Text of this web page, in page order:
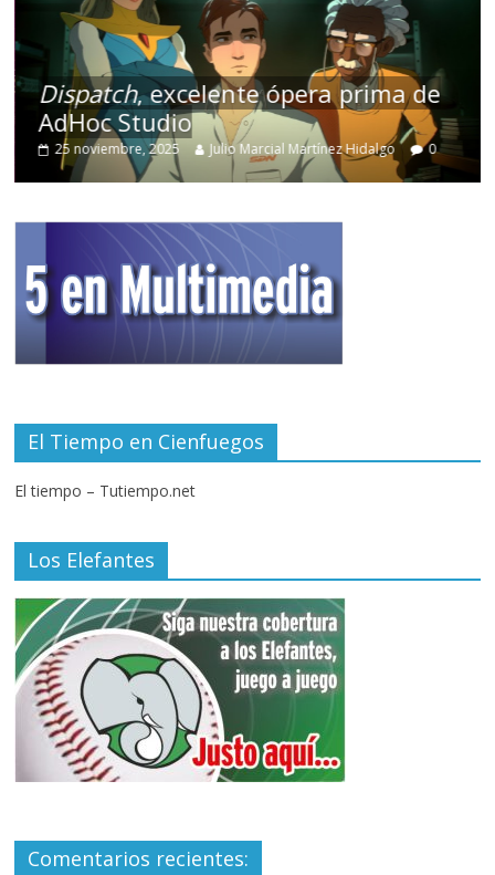
Dispatch, excelente ópera prima de
AdHoc Studio
25 noviembre, 2025 Julio Marcial Martínez Hidalgo 0
El Tiempo en Cienfuegos
El tiempo – Tutiempo.net
Los Elefantes
Comentarios recientes: